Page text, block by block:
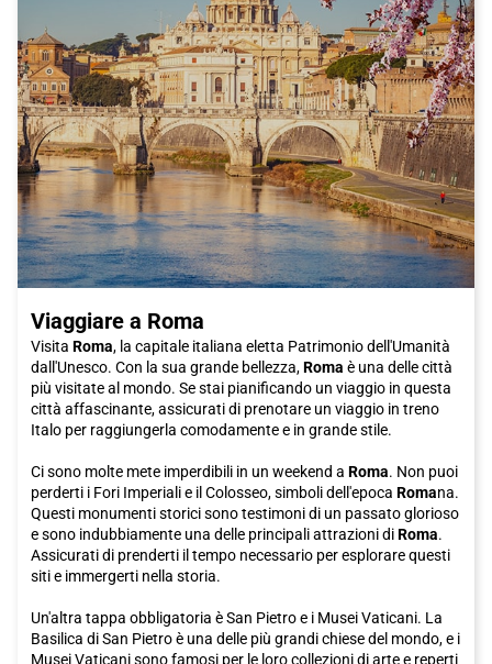
Viaggiare a Roma
Visita Roma, la capitale italiana eletta Patrimonio dell'Umanità
dall'Unesco. Con la sua grande bellezza,Roma è una delle città
più visitate al mondo. Se stai pianificando un viaggio in questa
città affascinante, assicurati di prenotare un viaggio in treno
Italo per raggiungerla comodamente e in grande stile.
Ci sono molte mete imperdibili in un weekend a Roma. Non puoi
perderti i Fori Imperiali e il Colosseo, simboli dell'epoca Romana.
Questi monumenti storici sono testimoni di un passato glorioso
e sono indubbiamente una delle principali attrazioni diRoma.
Assicurati di prenderti il tempo necessario per esplorare questi
siti e immergerti nella storia.
Un'altra tappa obbligatoria è San Pietro e i Musei Vaticani. La
Basilica di San Pietro è una delle più grandi chiese del mondo, e i
Musei Vaticani sono famosi per le loro collezioni di arte e reperti